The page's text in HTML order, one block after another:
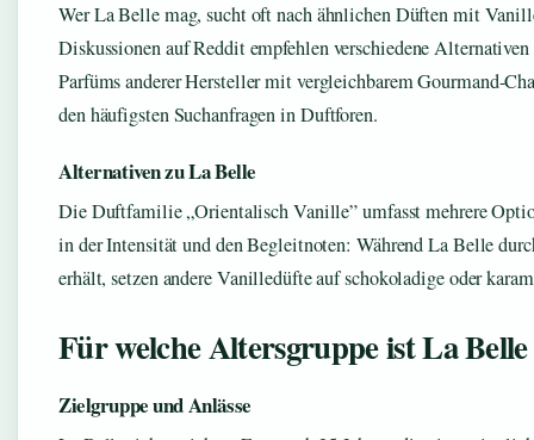
Wer La Belle mag, sucht oft nach ähnlichen Düften mit
Diskussionen auf Reddit empfehlen verschiedene
Parfüms anderer Hersteller mit vergleichbarem Gourmand-
den häufigsten Suchanfragen in Duftforen.
Alternativen zu La Belle
Die Duftfamilie „Orientalisch Vanille” umfasst mehrere
in der Intensität und den Begleitnoten: Während La Belle
erhält, setzen andere Vanilledüfte auf schokoladige oder
Für welche Altersgruppe ist La Belle
Zielgruppe und Anlässe